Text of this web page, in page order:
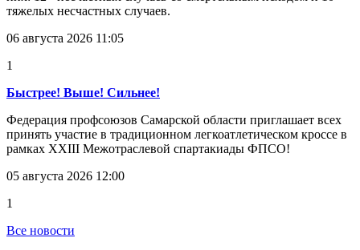
тяжелых несчастных случаев.
06 августа 2026 11:05
1
Быстрее! Выше! Сильнее!
Федерация профсоюзов Самарской области приглашает всех
принять участие в традиционном легкоатлетическом кроссе в
рамках XXIII Межотраслевой спартакиады ФПСО!
05 августа 2026 12:00
1
Все новости